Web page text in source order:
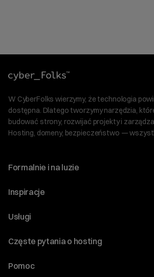
W CyberFolks wierzymy, że technologia
dostępna. Dlatego tworzymy narzędzia,
budować strony, rozwijać projekty i
Hosting, domeny, bezpieczeństwo —
Formalnie i na luzie
O nas
Program Korzyści dla Inwestorów
Regulaminy i specyfikacje
Inspiracje
Blog
WordPress
Audyt stron
Usługi
Domeny
Częste pytania o hosting
Jak przenieść stronę?
Pomoc